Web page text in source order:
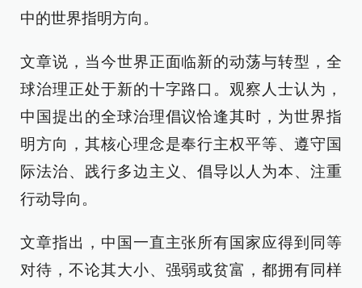
中的世界指明方向。
文章说，当今世界正面临新的动荡与转型，全
球治理正处于新的十字路口。观察人士认为，
中国提出的全球治理倡议恰逢其时，为世界指
明方向，其核心理念是奉行主权平等、遵守国
际法治、践行多边主义、倡导以人为本、注重
行动导向。
文章指出，中国一直主张所有国家应得到同等
对待，不论其大小、强弱或贫富，都拥有同样